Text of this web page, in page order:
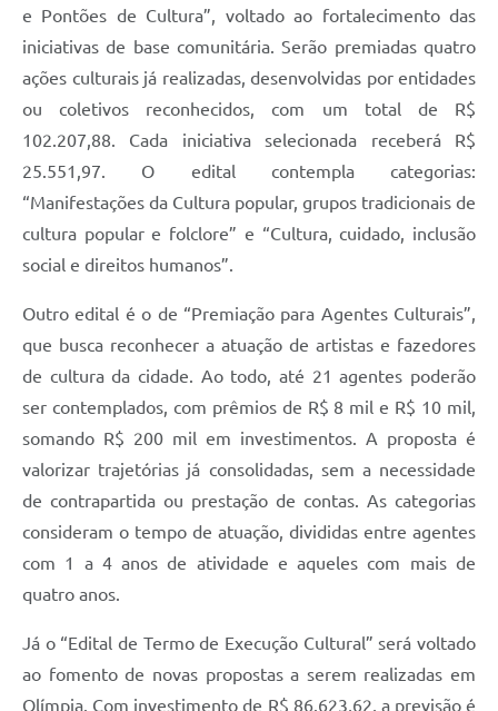
e Pontões de Cultura”, voltado ao fortalecimento das
iniciativas de base comunitária. Serão premiadas quatro
ações culturais já realizadas, desenvolvidas por entidades
ou coletivos reconhecidos, com um total de R$
102.207,88. Cada iniciativa selecionada receberá R$
25.551,97. O edital contempla categorias:
“Manifestações da Cultura popular, grupos tradicionais de
cultura popular e folclore” e “Cultura, cuidado, inclusão
social e direitos humanos”.
Outro edital é o de “Premiação para Agentes Culturais”,
que busca reconhecer a atuação de artistas e fazedores
de cultura da cidade. Ao todo, até 21 agentes poderão
ser contemplados, com prêmios de R$ 8 mil e R$ 10 mil,
somando R$ 200 mil em investimentos. A proposta é
valorizar trajetórias já consolidadas, sem a necessidade
de contrapartida ou prestação de contas. As categorias
consideram o tempo de atuação, divididas entre agentes
com 1 a 4 anos de atividade e aqueles com mais de
quatro anos.
Já o “Edital de Termo de Execução Cultural” será voltado
ao fomento de novas propostas a serem realizadas em
Olímpia. Com investimento de R$ 86.623,62, a previsão é